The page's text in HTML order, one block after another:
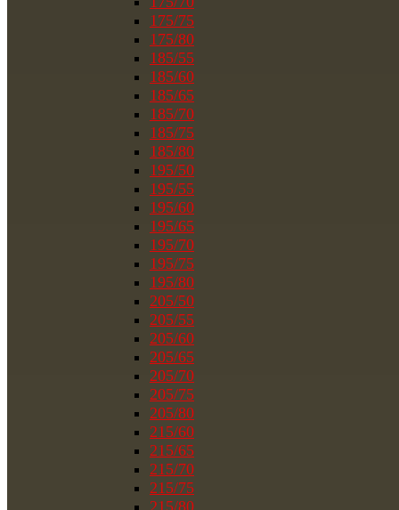
175/75
175/80
185/55
185/60
185/65
185/70
185/75
185/80
195/50
195/55
195/60
195/65
195/70
195/75
195/80
205/50
205/55
205/60
205/65
205/70
205/75
205/80
215/60
215/65
215/70
215/75
215/80